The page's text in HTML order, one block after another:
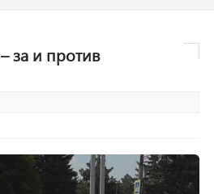
за и против